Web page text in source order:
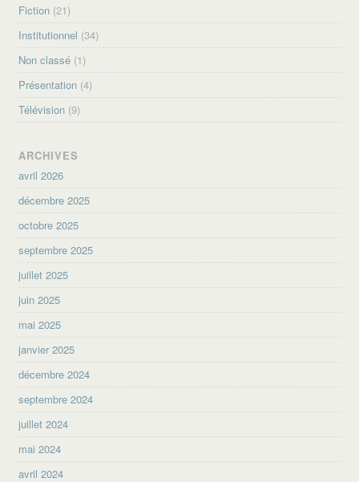
Fiction (21)
Institutionnel (34)
Non classé (1)
Présentation (4)
Télévision (9)
ARCHIVES
avril 2026
décembre 2025
octobre 2025
septembre 2025
juillet 2025
juin 2025
mai 2025
janvier 2025
décembre 2024
septembre 2024
juillet 2024
mai 2024
avril 2024